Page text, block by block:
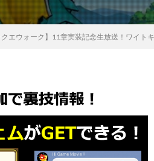
クエウォーク】11章実装記念生放送！ワイト